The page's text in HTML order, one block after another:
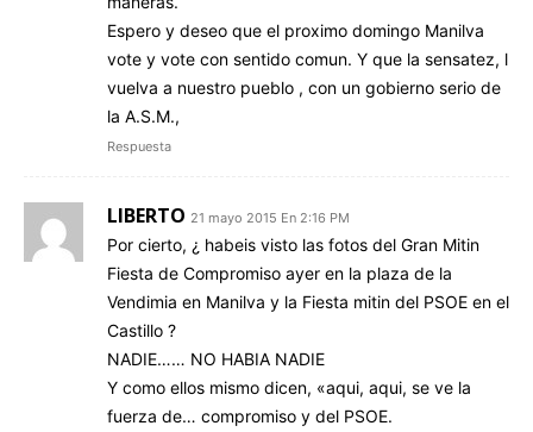
Espero y deseo que el proximo domingo Manilva
vote y vote con sentido comun. Y que la sensatez, l
vuelva a nuestro pueblo , con un gobierno serio de
la A.S.M.,
Respuesta
LIBERTO 21 mayo 2015 En 2:16 PM
Por cierto, ¿ habeis visto las fotos del Gran Mitin
Fiesta de Compromiso ayer en la plaza de la
Vendimia en Manilva y la Fiesta mitin del PSOE en el
Castillo ?
NADIE…… NO HABIA NADIE
Y como ellos mismo dicen, «aqui, aqui, se ve la
fuerza de… compromiso y del PSOE.